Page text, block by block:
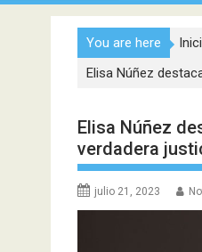
You are here
Elisa Núñez
Elisa Núñez
verdadera
julio 21, 2023